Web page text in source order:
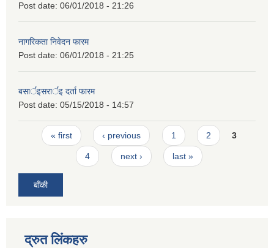
Post date: 06/01/2018 - 21:26
नागरिकता निवेदन फारम
Post date: 06/01/2018 - 21:25
बसार्इसरार्इ दर्ता फारम
Post date: 05/15/2018 - 14:57
Pages
« first ‹ previous 1 2 3
4 next › last »
बाँकी
द्रुत लिंकहरु